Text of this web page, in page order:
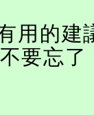
用的建
要忘